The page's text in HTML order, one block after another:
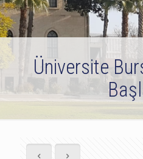
Üniversite